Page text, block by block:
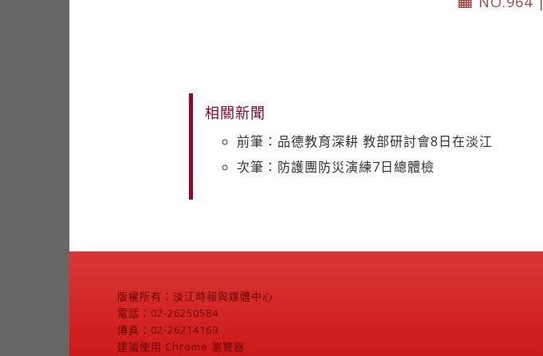
相關新聞
前筆：品德教育深耕 教部研討會8日在淡江
次筆：防護團防災演練7日總體檢
版權所有：淡江時報與媒體中心
電話：02-26250584
傳真：02-26214169
建議使用 Chrome 瀏覽器